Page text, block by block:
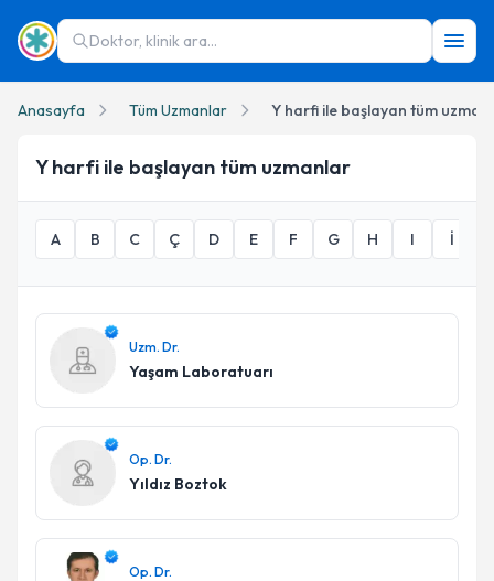
Doktor, klinik ara...
Anasayfa Tüm Uzmanlar Y harfi ile başlayan tüm
Yharfi ile başlayan tüm uzmanlar
A B C Ç D E F G H I İ
Uzm. Dr.
Yaşam Laboratuarı
Op. Dr.
Yıldız Boztok
Op. Dr.